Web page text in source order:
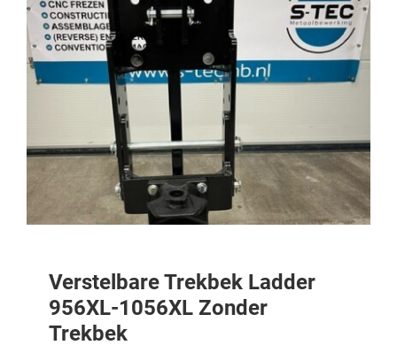
Verstelbare Trekbek Ladder
956XL-1056XL Zonder
Trekbek